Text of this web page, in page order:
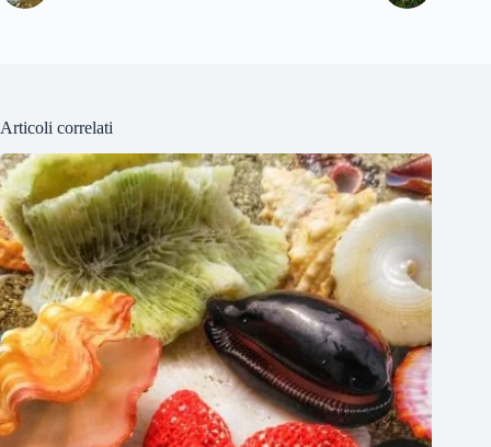
Articoli correlati